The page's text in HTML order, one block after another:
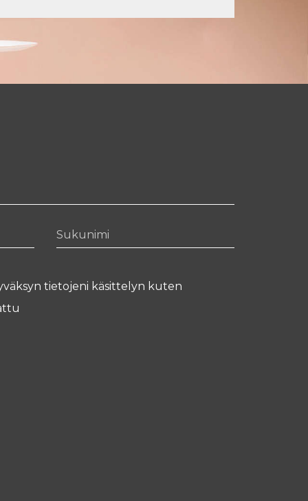
tietojeni käsittelyn kuten